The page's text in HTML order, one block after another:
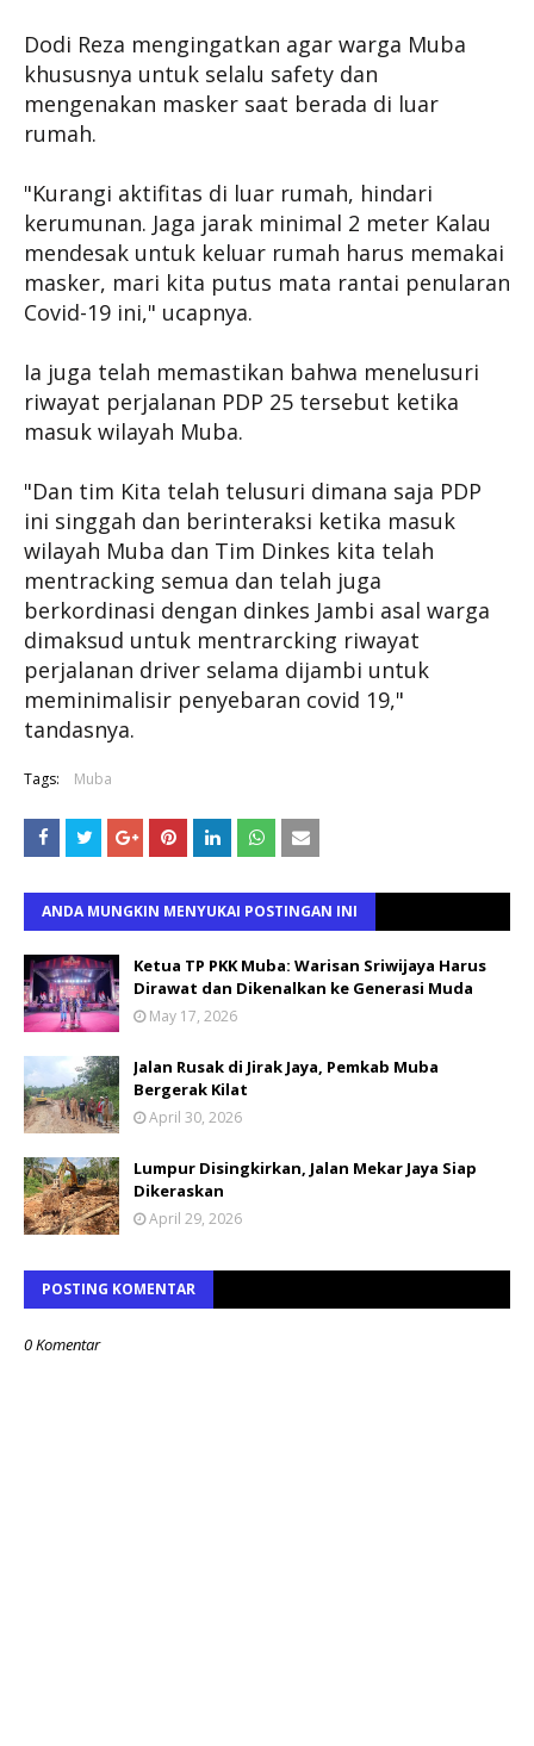
Dodi Reza mengingatkan agar warga Muba
khususnya untuk selalu safety dan
mengenakan masker saat berada di luar
rumah.
"Kurangi aktifitas di luar rumah, hindari
kerumunan. Jaga jarak minimal 2 meter Kalau
mendesak untuk keluar rumah harus memakai
masker, mari kita putus mata rantai penularan
Covid-19 ini," ucapnya.
Ia juga telah memastikan bahwa menelusuri
riwayat perjalanan PDP 25 tersebut ketika
masuk wilayah Muba.
"Dan tim Kita telah telusuri dimana saja PDP
ini singgah dan berinteraksi ketika masuk
wilayah Muba dan Tim Dinkes kita telah
mentracking semua dan telah juga
berkordinasi dengan dinkes Jambi asal warga
dimaksud untuk mentrarcking riwayat
perjalanan driver selama dijambi untuk
meminimalisir penyebaran covid 19,"
tandasnya.
Tags: Muba
ANDA MUNGKIN MENYUKAI POSTINGAN INI
Ketua TP PKK Muba: Warisan Sriwijaya Harus
Dirawat dan Dikenalkan ke Generasi Muda
May 17, 2026
Jalan Rusak di Jirak Jaya, Pemkab Muba
Bergerak Kilat
April 30, 2026
Lumpur Disingkirkan, Jalan Mekar Jaya Siap
Dikeraskan
April 29, 2026
POSTING KOMENTAR
0 Komentar